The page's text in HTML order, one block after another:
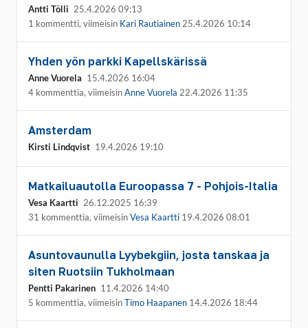
Antti Tölli 25.4.2026 09:13
1 kommentti, viimeisin Kari Rautiainen 25.4.2026 10:14
Yhden yön parkki Kapellskärissä
Anne Vuorela 15.4.2026 16:04
4 kommenttia, viimeisinAnne Vuorela 22.4.2026 11:35
Amsterdam
Kirsti Lindqvist 19.4.2026 19:10
Matkailuautolla Euroopassa 7 - Pohjois-Italia
Vesa Kaartti 26.12.2025 16:39
31 kommenttia, viimeisinVesa Kaartti 19.4.2026 08:01
Asuntovaunulla Lyybekgiin, josta tanskaa ja
siten Ruotsiin Tukholmaan
Pentti Pakarinen 11.4.2026 14:40
5 kommenttia, viimeisinTimo Haapanen 14.4.2026 18:44